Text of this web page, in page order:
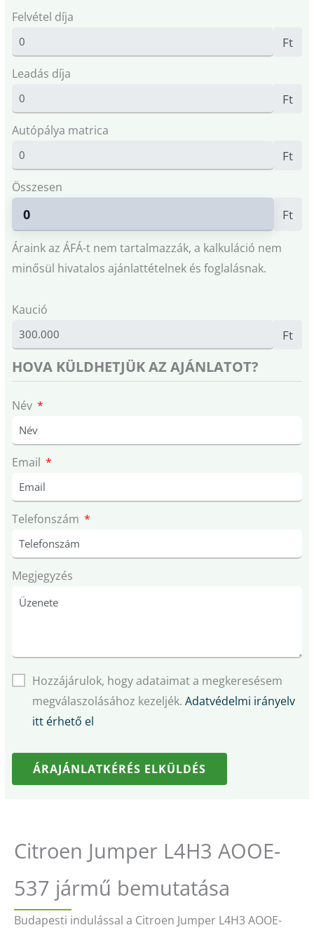
Felvétel díja
Ft
Leadás díja
Ft
Autópálya matrica
Ft
Összesen
Ft
Áraink az ÁFÁ-t nem tartalmazzák, a kalkuláció nem
minősül hivatalos ajánlattételnek és foglalásnak.
Kaució
Ft
HOVA KÜLDHETJÜK AZ AJÁNLATOT?
Név
Email
Telefonszám
Megjegyzés
Hozzájárulok, hogy adataimat a megkeresésem
megválaszolásához kezeljék. Adatvédelmi irányelv
itt érhető el
ÁRAJÁNLATKÉRÉS ELKÜLDÉS
Citroen Jumper L4H3 AOOE-
537 jármű bemutatása
Budapesti indulással a Citroen Jumper L4H3 AOOE-